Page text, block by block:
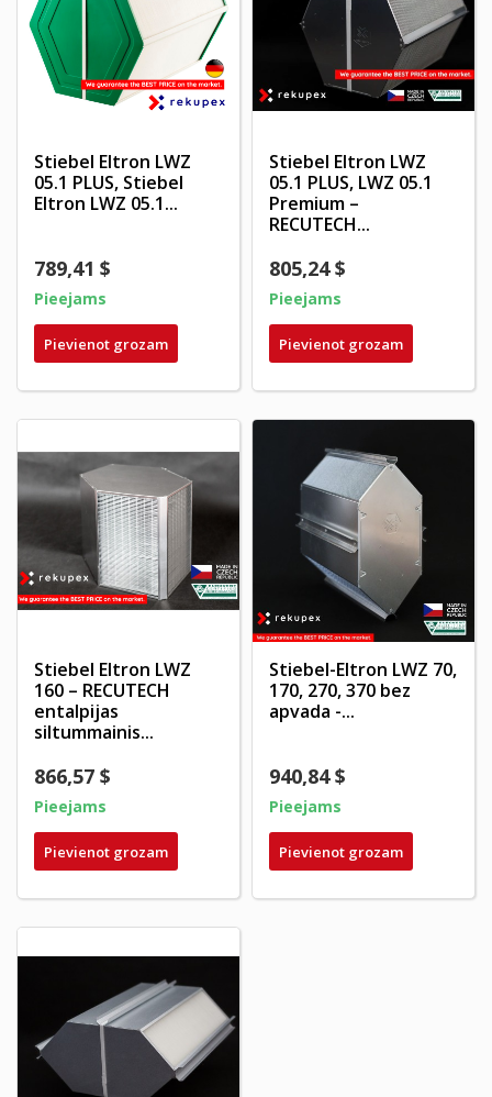
Stiebel Eltron LWZ
05.1 PLUS, Stiebel
Eltron LWZ 05.1...
789,41 $
Pieejams
Pievienot grozam
Stiebel Eltron LWZ
05.1 PLUS, LWZ 05.1
Premium –
RECUTECH...
805,24 $
Pieejams
Pievienot grozam
Stiebel Eltron LWZ
160 – RECUTECH
entalpijas
siltummainis...
866,57 $
Pieejams
Pievienot grozam
Stiebel-Eltron LWZ 70,
170, 270, 370 bez
apvada -...
940,84 $
Pieejams
Pievienot grozam